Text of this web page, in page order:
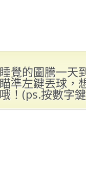
覺的圖騰一天
準左鍵丟球，
！(ps.按數字